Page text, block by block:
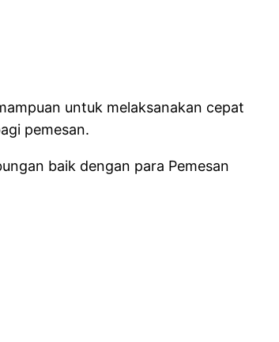
untuk melaksanakan cepat
pemesan.
baik dengan para Pemesan